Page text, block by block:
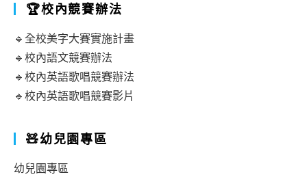
🏆校內競賽辦法
🔹全校美字大賽實施計畫
🔹校內語文競賽辦法
🔹校內英語歌唱競賽辦法
🔹校內英語歌唱競賽影片
🧸幼兒園專區
幼兒園專區